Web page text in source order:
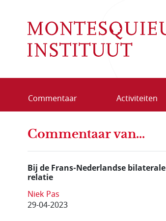
Commentaar Activiteiten
Commentaar van...
Bij de Frans-Nederlandse bilaterale
relatie
Niek Pas
29-04-2023